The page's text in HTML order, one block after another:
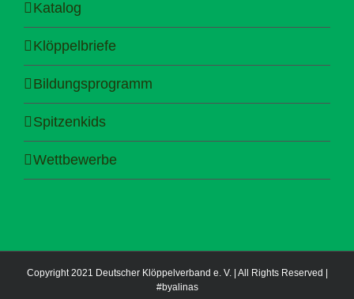
Katalog
Klöppelbriefe
Bildungsprogramm
Spitzenkids
Wettbewerbe
Copyright 2021 Deutscher Klöppelverband e. V. | All Rights Reserved |
#byalinas